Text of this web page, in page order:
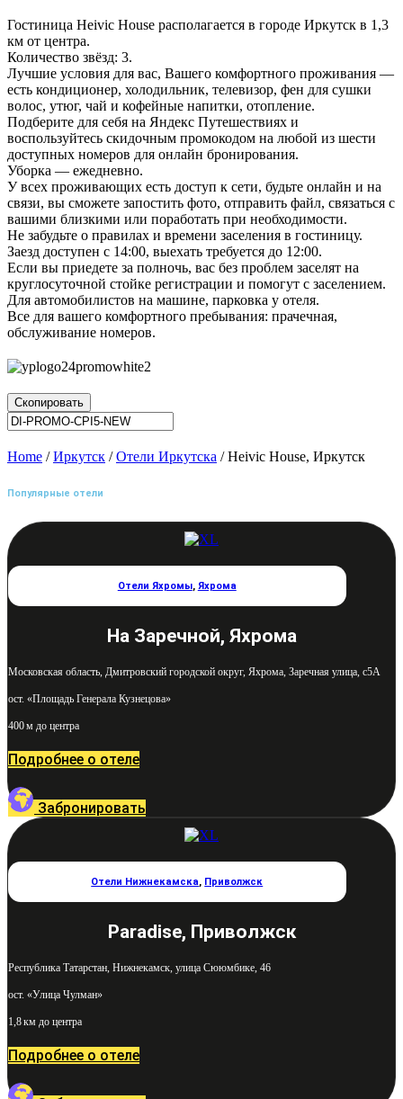
Гостиница Heivic House располагается в городе Иркутск в 1,3
км от центра.
Количество звёзд: 3.
Лучшие условия для вас, Вашего комфортного проживания —
есть кондиционер, холодильник, телевизор, фен для сушки
волос, утюг, чай и кофейные напитки, отопление.
Подберите для себя на Яндекс Путешествиях и
воспользуйтесь скидочным промокодом на любой из шести
доступных номеров для онлайн бронирования.
Уборка — ежедневно.
У всех проживающих есть доступ к сети, будьте онлайн и на
связи, вы сможете запостить фото, отправить файл, связаться с
вашими близкими или поработать при необходимости.
Не забудьте о правилах и времени заселения в гостиницу.
Заезд доступен с 14:00, выехать требуется до 12:00.
Если вы приедете за полночь, вас без проблем заселят на
круглосуточной стойке регистрации и помогут с заселением.
Для автомобилистов на машине, парковка у отеля.
Все для вашего комфортного пребывания: прачечная,
обслуживание номеров.
Скопировать
Home /Иркутск /Отели Иркутска / Heivic House, Иркутск
Популярные отели
Отели Яхромы, Яхрома
На Заречной, Яхрома
Московская область, Дмитровский городской округ, Яхрома, Заречная улица, с5А
ост. «Площадь Генерала Кузнецова»
400 м до центра
Подробнее о отеле
Забронировать
Отели Нижнекамска, Приволжск
Paradise, Приволжск
Республика Татарстан, Нижнекамск, улица Сююмбике, 46
ост. «Улица Чулман»
1,8 км до центра
Подробнее о отеле